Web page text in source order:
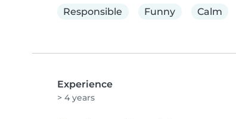
Responsible
Funny Calm
Experience
> 4 years